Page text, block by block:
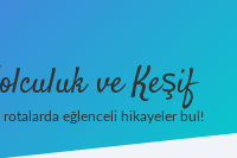
ve Keşif
rotalarda eğlenceli hikayeler bul!